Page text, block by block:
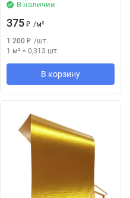
В наличии
375 ₽ /м²
1 200 ₽ /шт.
1 м² = 0,313 шт.
В корзину